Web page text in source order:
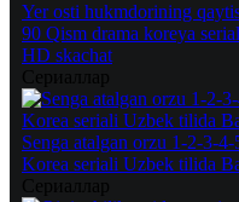
Yer osti hukmdorining
90 Qism drama koreya
HD skachat
Senga atalgan orzu 1-2-3-
Korea seriali Uzbek tilida